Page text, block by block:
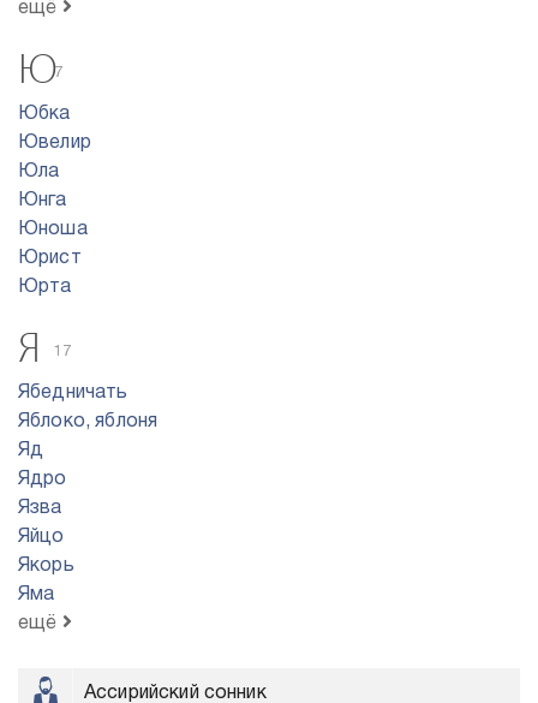
ещё
Ю7
Юбка
Ювелир
Юла
Юнга
Юноша
Юрист
Юрта
Я 17
Ябедничать
Яблоко, яблоня
Яд
Ядро
Язва
Яйцо
Якорь
Яма
ещё
Ассирийский сонник